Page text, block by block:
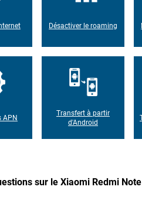
Désactiver le roaming
APN
Transfert à partir
d'Android
sur le Xiaomi Redmi